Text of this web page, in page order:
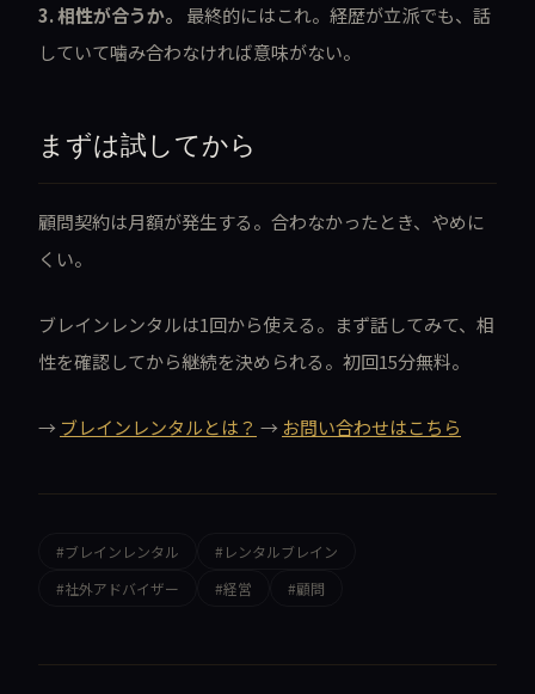
3. 相性が合うか。
最終的にはこれ。経歴が立派でも、話
していて噛み合わなければ意味がない。
まずは試してから
顧問契約は月額が発生する。合わなかったとき、やめに
くい。
ブレインレンタルは1回から使える。まず話してみて、相
性を確認してから継続を決められる。初回15分無料。
→ ブレインレンタルとは？ → お問い合わせはこちら
#ブレインレンタル
#レンタルブレイン
#社外アドバイザー
#経営 #顧問